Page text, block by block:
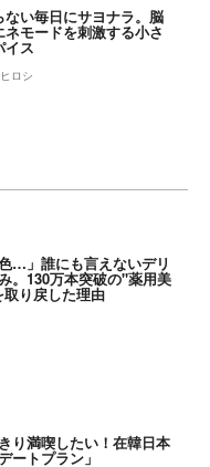
ない毎日にサヨナラ。脳
ネモードを刺激する小さ
イス
ロシ
…」誰にも言えないデリ
。130万本突破の"薬用美
り戻した理由
り満喫したい！在韓日本
ートプラン」